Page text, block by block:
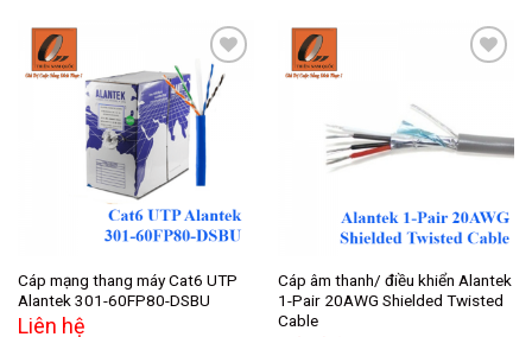
Add to
Cáp mạng thang máy Cat6 UTP
Alantek 301-60FP80-DSBU
Liên hệ
wishlist
Cáp âm thanh/ điều khiển Alantek
1-Pair 20AWG Shielded Twisted
Cable